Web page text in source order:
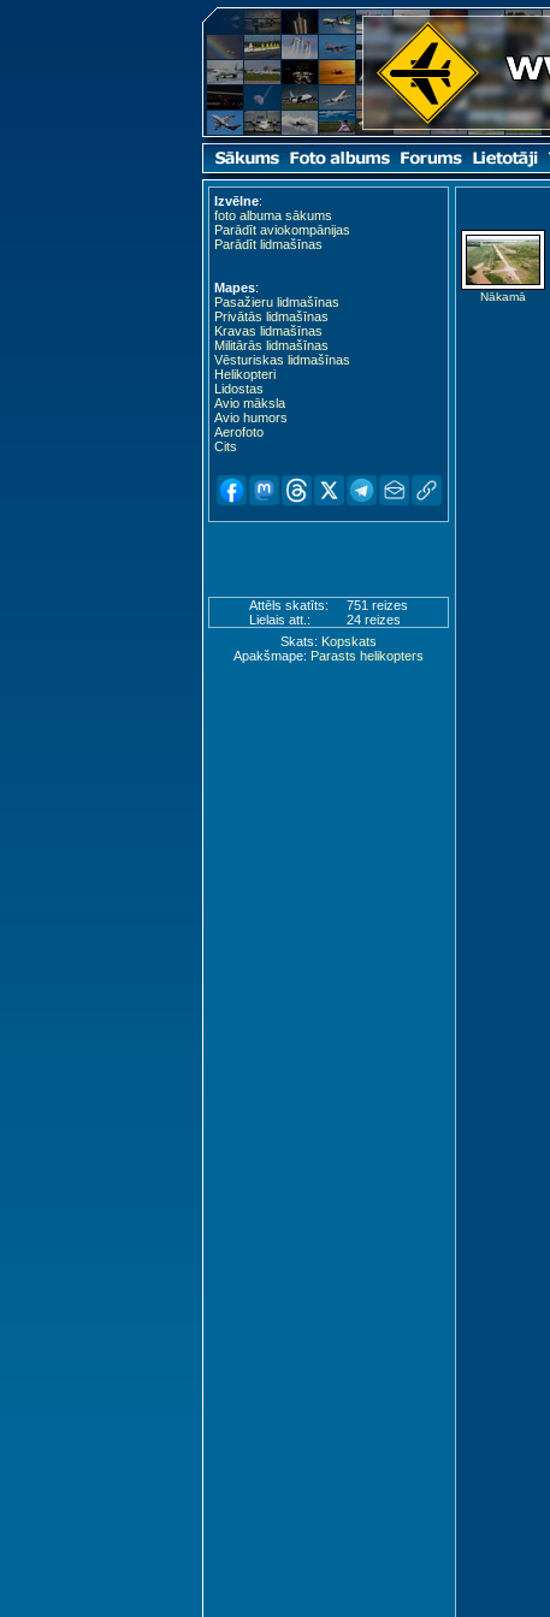
Izvēlne:
foto albuma sākums
Parādīt aviokompānijas
Parādīt lidmašīnas
Mapes:
Pasažieru lidmašīnas
Privātās lidmašīnas
Kravas lidmašīnas
Militārās lidmašīnas
Vēsturiskas lidmašīnas
Helikopteri
Lidostas
Avio māksla
Avio humors
Aerofoto
Cits
Attēls skatīts:
751 reizes
Lielais att.:
24 reizes
Skats: Kopskats
Apakšmape: Parasts helikopters
Nākamā